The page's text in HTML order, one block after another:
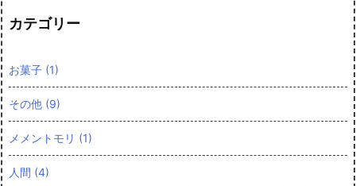
カテゴリー
お菓子 (1)
その他 (9)
メメントモリ (1)
人間 (4)